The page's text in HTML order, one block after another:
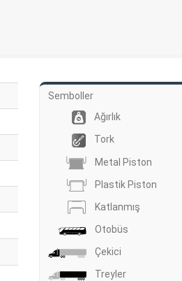
Semboller
Ağırlık
Tork
Metal Piston
Plastik Piston
Katlanmış
Otobüs
Çekici
Treyler